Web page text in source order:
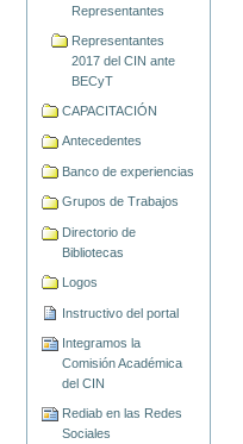
Representantes
Representantes
2017 del CIN ante
BECyT
CAPACITACIÓN
Antecedentes
Banco de experiencias
Grupos de Trabajos
Directorio de
Bibliotecas
Logos
Instructivo del portal
Integramos la
Comisión Académica
del CIN
Rediab en las Redes
Sociales